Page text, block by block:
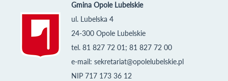
Gmina Opole Lubelskie
ul. Lubelska 4
24-300 Opole Lubelskie
tel. 81 827 72 01; 81 827 72 00
e-mail: sekretariat@opolelubelskie.pl
NIP 717 173 36 12